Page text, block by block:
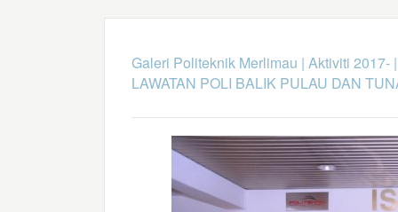
Galeri Politeknik Merlimau | Aktiviti 2017-
LAWATAN POLI BALIK PULAU DAN